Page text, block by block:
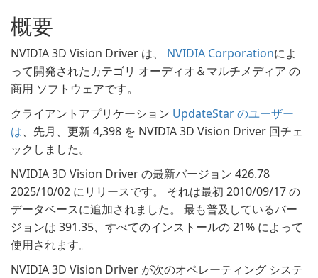
概要
NVIDIA 3D Vision Driver は、 NVIDIA Corporationによ
って開発されたカテゴリ オーディオ＆マルチメディア の
商用 ソフトウェアです。
クライアントアプリケーション UpdateStar のユーザー
は、先月、更新 4,398 を NVIDIA 3D Vision Driver 回チェ
ックしました。
NVIDIA 3D Vision Driver の最新バージョン 426.78
2025/10/02 にリリースです。 それは最初 2010/09/17 の
データベースに追加されました。 最も普及しているバー
ジョンは 391.35、すべてのインストールの 21% によって
使用されます。
NVIDIA 3D Vision Driver が次のオペレーティング システ